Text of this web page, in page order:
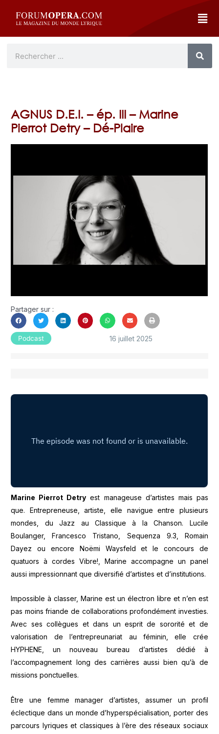
AGNUS D.E.I. – ép. III – Marine
Pierrot Detry – Dé-Plaire
Partager sur :
Podcast 16 juillet 2025
Marine Pierrot Detry est manageuse d’artistes mais pas
que. Entrepreneuse, artiste, elle navigue entre plusieurs
mondes, du Jazz au Classique à la Chanson. Lucile
Boulanger, Francesco Tristano, Sequenza 9.3, Romain
Dayez ou encore Noëmi Waysfeld et le concours de
quatuors à cordes Vibre!, Marine accompagne un panel
aussi impressionnant que diversifié d’artistes et d’institutions.
Impossible à classer, Marine est un électron libre et n’en est
pas moins friande de collaborations profondément investies.
Avec ses collègues et dans un esprit de sororité et de
valorisation de l’entrepreunariat au féminin, elle crée
HYPHENE, un nouveau bureau d’artistes dédié à
l’accompagnement long des carrières aussi bien qu’à de
missions ponctuelles.
Être une femme manager d’artistes, assumer un profil
éclectique dans un monde d’hyperspécialisation, porter des
parcours lyriques et classiques à l’ère des réseaux sociaux